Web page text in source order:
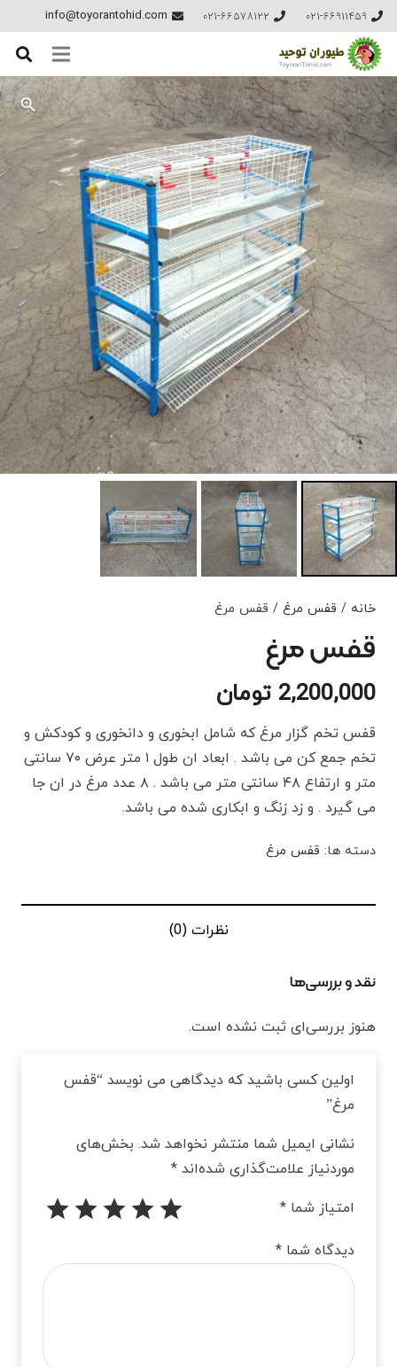
021-66911459
021-66578122
info@toyorantohid.com
خانه / قفس مرغ / قفس مرغ
قفس مرغ
2,200,000 تومان
قفس تخم گزار مرغ که شامل ابخوری و دانخوری و کودکش و
تخم جمع کن می باشد . ابعاد ان طول ۱ متر عرض ۷۰ سانتی
متر و ارتفاع ۴۸ سانتی متر می باشد . ۸ عدد مرغ در ان جا
می گیرد . و زد زنگ و ابکاری شده می باشد.
دسته ها: قفس مرغ
نظرات (0)
نقد و بررسی‌ها
هنوز بررسی‌ای ثبت نشده است.
اولین کسی باشید که دیدگاهی می نویسد “قفس
مرغ”
نشانی ایمیل شما منتشر نخواهد شد. بخش‌های
موردنیاز علامت‌گذاری شده‌اند *
امتیاز شما *
دیدگاه شما *